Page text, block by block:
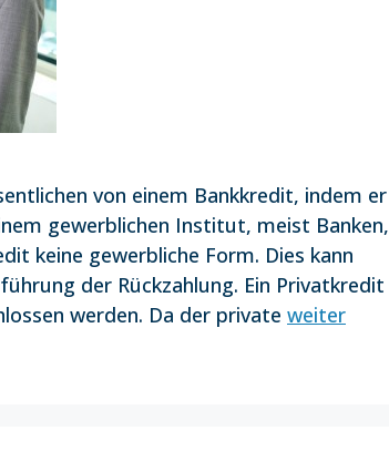
von einem Bankkredit, indem er
gewerblichen Institut, meist Banken,
keine gewerbliche Form. Dies kann
der Rückzahlung. Ein Privatkredit
werden. Da der private weiter